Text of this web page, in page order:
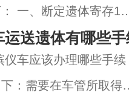
一、断定遗体寄存1
仪馆寄存后，当即拨
馆接运遗体即可。2、
存，要考虑
送遗体有哪些
仪车应该办理哪些手续
：需要在车管所取得